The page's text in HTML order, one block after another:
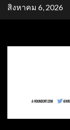
Skipสิงหาคม 6, 2026